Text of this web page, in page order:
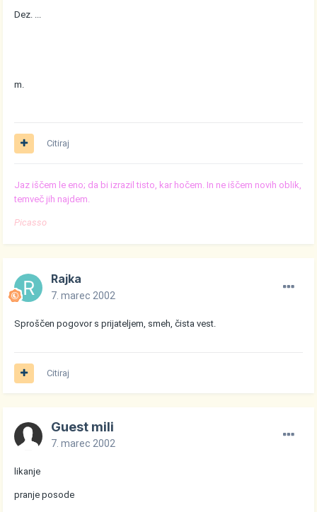
Dez. ...
m.
Citiraj
Jaz iščem le eno; da bi izrazil tisto, kar hočem. In ne iščem novih oblik,
temveč jih najdem.
Picasso
Rajka
7. marec 2002
Sproščen pogovor s prijateljem, smeh, čista vest.
Citiraj
Guest mili
7. marec 2002
likanje
pranje posode